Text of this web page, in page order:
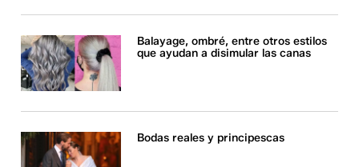
Balayage, ombré, entre otros estilos
que ayudan a disimular las canas
Bodas reales y principescas